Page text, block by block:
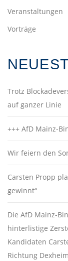
Veranstaltungen
Vorträge
Trotz
auf ganzer Linie
+++ AfD Mainz-
Wir feiern den
Carsten Propp
gewinnt“
Die AfD Mainz-
hinterlistige
Kandidaten
Richtung Dexheim